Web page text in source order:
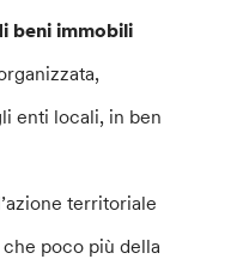
beni immobili
enti locali, in ben
territoriale
poco più della